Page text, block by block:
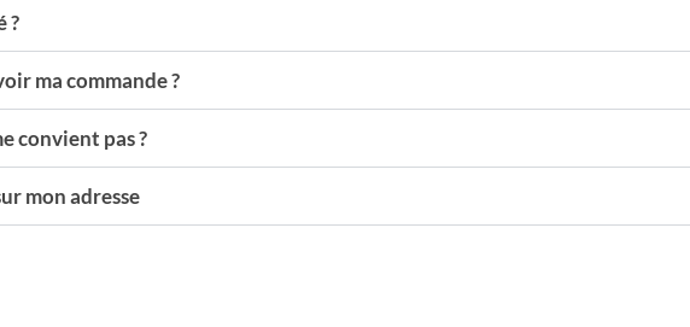
?
ma commande ?
convient pas ?
mon adresse